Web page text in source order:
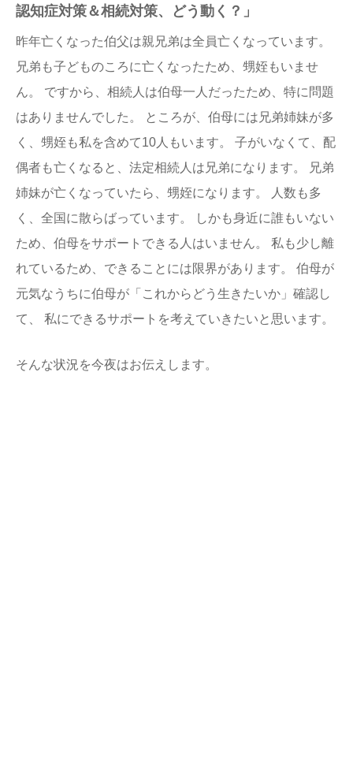
認知症対策＆相続対策、どう動く？」
昨年亡くなった伯父は親兄弟は全員亡くなっています。
兄弟も子どものころに亡くなったため、甥姪もいませ
ん。 ですから、相続人は伯母一人だったため、特に問題
はありませんでした。 ところが、伯母には兄弟姉妹が多
く、甥姪も私を含めて10人もいます。 子がいなくて、配
偶者も亡くなると、法定相続人は兄弟になります。 兄弟
姉妹が亡くなっていたら、甥姪になります。 人数も多
く、全国に散らばっています。 しかも身近に誰もいない
ため、伯母をサポートできる人はいません。 私も少し離
れているため、できることには限界があります。 伯母が
元気なうちに伯母が「これからどう生きたいか」確認し
て、 私にできるサポートを考えていきたいと思います。
そんな状況を今夜はお伝えします。